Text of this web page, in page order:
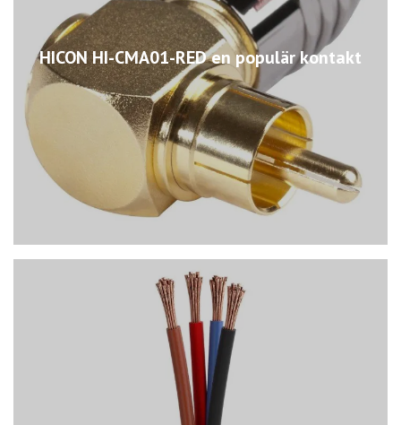
HICON HI-CMA01-RED en populär kontakt